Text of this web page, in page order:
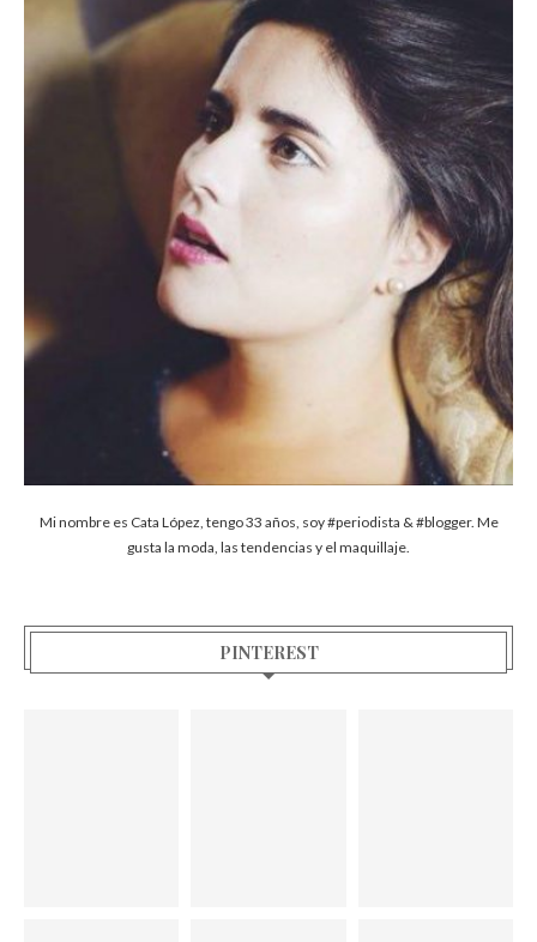
Mi nombre es Cata López, tengo 33 años, soy #periodista & #blogger. Me
gusta la moda, las tendencias y el maquillaje.
PINTEREST